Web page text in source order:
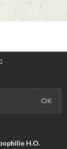
H.O.